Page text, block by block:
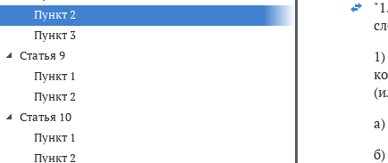
Пункт 2
Пункт 3
Статья 9
Пункт 1
Пункт 2
Статья 10
Пункт 1
Пункт 2